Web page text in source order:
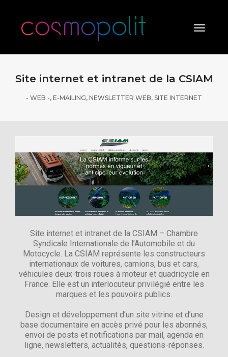
Toggle
Site internet et intranet de la CSIAM
- WEB -, E-MAILING, NEWSLETTER WEB, SITE INTERNET
Site internet et intranet de la CSIAM – Chambre
Syndicale Internationale de l’Automobile et du
Motocycle. La CSIAM représente les constructeurs
internationaux de voitures, camions, bus et cars,
véhicules deux-trois roues à moteur et quadricycle en
France. Elle est un interlocuteur privilégié entre les
marques et les pouvoirs publics.
Design et développement d’un site vitrine et d’une
base documentaire en accès privé pour les abonnés,
envoi de posts et notifications par mail, agenda en
ligne, newsletters, actualités, questions-réponses.